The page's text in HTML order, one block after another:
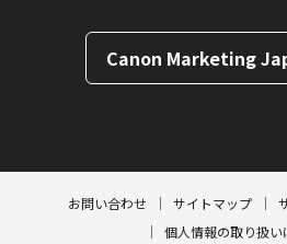
Canon Marketing
お問い合わせ サイトマップ
個人情報の取り扱い